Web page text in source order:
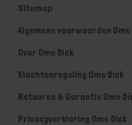
Sitemap
Algemene voorwaarden Ome
Over Ome Dick
Klachtenregeling Ome Dick
Retouren & Garantie Ome
Privacyverklaring Ome Dick